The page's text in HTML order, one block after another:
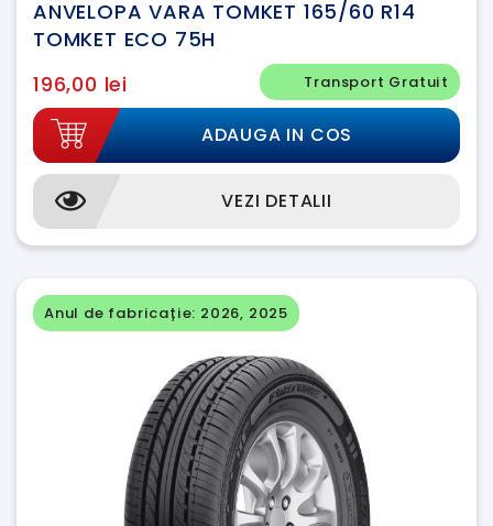
ANVELOPA VARA TOMKET 165/60 R14
TOMKET ECO 75H
Transport Gratuit
196,00 lei
ADAUGA IN COS
VEZI DETALII